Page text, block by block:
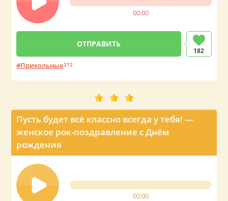
00:00
182
Прикольные212
Пусть будет всё классно всегда у тебя! —
женское рок-поздравление с Днём
рождения
00:00